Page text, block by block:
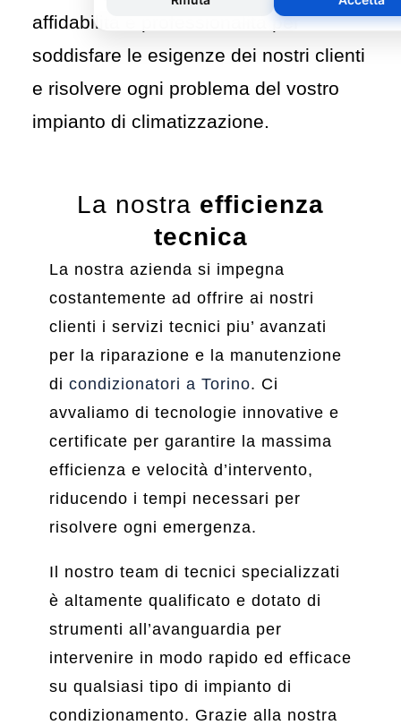
affidabilità e professionalità per
soddisfare le esigenze dei nostri clienti
e risolvere ogni problema del vostro
impianto di climatizzazione.
La nostra efficienza
tecnica
La nostra azienda si impegna
costantemente ad offrire ai nostri
clienti i servizi tecnici piu’ avanzati
per la riparazione e la manutenzione
di condizionatori a Torino. Ci
avvaliamo di tecnologie innovative e
certificate per garantire la massima
efficienza e velocità d’intervento,
riducendo i tempi necessari per
risolvere ogni emergenza.
Il nostro team di tecnici specializzati
è altamente qualificato e dotato di
strumenti all’avanguardia per
intervenire in modo rapido ed efficace
su qualsiasi tipo di impianto di
condizionamento. Grazie alla nostra